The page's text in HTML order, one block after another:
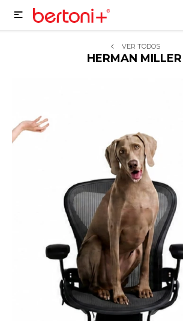

VER TODOS
HERMAN MILLER